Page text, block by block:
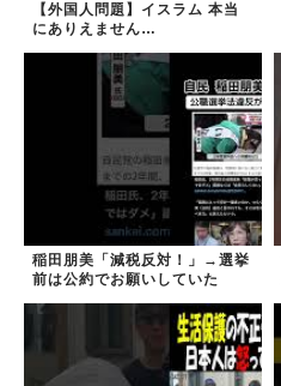
【外国人問題】イスラム 本当
にありえません…
稲田朋美「減税反対！」→選挙
前は公約でお願いしていた